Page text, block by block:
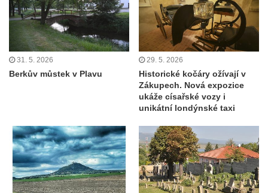
31. 5. 2026
Berkův můstek v Plavu
29. 5. 2026
Historické kočáry ožívají v
Zákupech. Nová expozice
ukáže císařské vozy i
unikátní londýnské taxi